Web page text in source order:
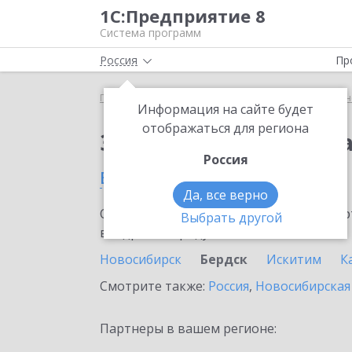
1С:Предприятие 8
Система программ
Россия
Информация на сайте будет
отображаться для региона
Россия
Да, все верно
Выбрать другой
Главная 1С:Универсальное
Заказать
в Бердск
Ознакомьтесь с информационными
внедрение продукта.
Новосибирск
Бердск Искитим
Смотрите также: Россия,
Партнеры в вашем регионе: